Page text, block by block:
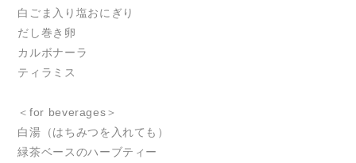
白ごま入り塩おにぎり
だし巻き卵
カルボナーラ
ティラミス
＜for beverages＞
白湯（はちみつを入れても）
緑茶ベースのハーブティー